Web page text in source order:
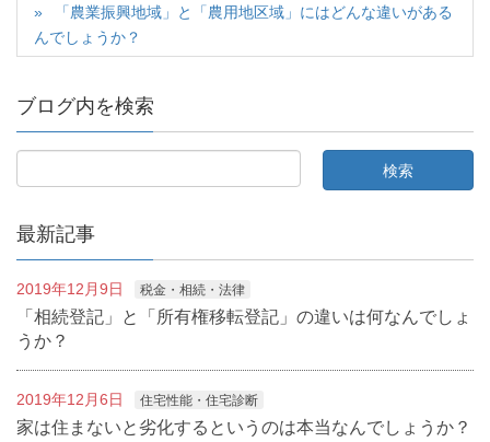
「農業振興地域」と「農用地区域」にはどんな違いがある
んでしょうか？
ブログ内を検索
最新記事
2019年12月9日 税金・相続・法律
「相続登記」と「所有権移転登記」の違いは何なんでしょ
うか？
2019年12月6日 住宅性能・住宅診断
家は住まないと劣化するというのは本当なんでしょうか？